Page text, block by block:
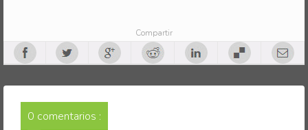
Compartir
0 comentarios :